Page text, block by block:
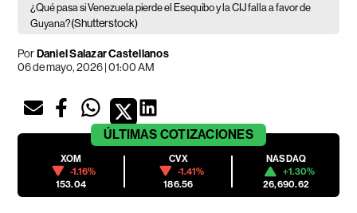
¿Qué pasa si Venezuela pierde el Esequibo y la CIJ falla a favor de
Guyana?(Shutterstock)
PorDaniel Salazar Castellanos
06 de mayo, 2026 | 01:00 AM
ÚLTIMAS COTIZACIONES
XOM
-1.16%
153.04
CVX
-1.41%
186.56
NASDAQ
+1.30%
26,690.62